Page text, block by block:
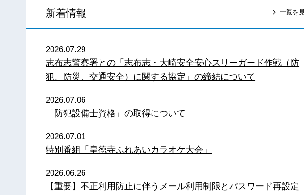
新着情報 一覧を
2026.07.29
志布志警察署との「志布志・大崎安全安心スリーガード作戦（防
犯、防災、交通安全）に関する協定」の締結について
2026.07.06
「防犯設備士資格」の取得について
2026.07.01
特別番組「皇徳寺ふれあいカラオケ大会」
2026.06.26
【重要】不正利用防止に伴うメール利用制限とパスワード再設定